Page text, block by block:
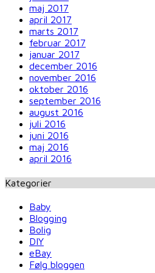
maj 2017
april 2017
marts 2017
februar 2017
januar 2017
december 2016
november 2016
oktober 2016
september 2016
august 2016
juli 2016
juni 2016
maj 2016
april 2016
Kategorier
Baby
Blogging
Bolig
DIY
eBay
Følg bloggen